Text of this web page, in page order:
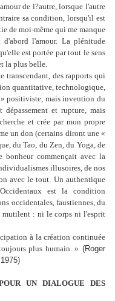
de l?autre, lorsque l'autre
sa condition, lorsqu'il est
de moi-même qui me manque
l'amour. La plénitude
est portée par tout le sens
la plus belle.
transcendant, des rapports qui
quantitative, technologique,
positiviste, mais invention du
dépassement et rupture, mais
et crée par mon propre
un don (certains diront une «
du Tao, du Zen, du Yoga, de
commençait avec la
illusoires, de nos
avec le tout. Un authentique
est la condition
occidentales, faustiennes, du
mutilent : ni le corps ni l'esprit
à la création continuée
plus humain. » (Roger
UN DIALOGUE DES